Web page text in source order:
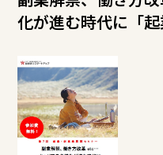
化が進む時代に「